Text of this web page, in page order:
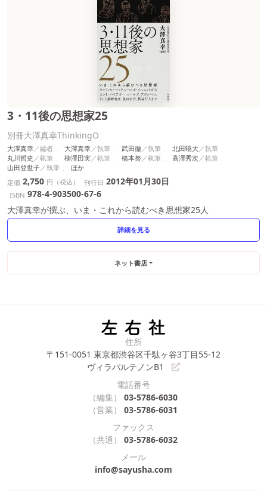
3・11後の思想家25
別冊大澤真幸ThinkingO
大澤真幸 大澤真幸 武田徹
北田暁大
丸川哲史
柳澤田実 橋本努
高澤秀次
山田登世子
ほか
定価 2,750 円（税込） 刊行日 2012年01月30日
ISBN 978-4-903500-67-6
大澤真幸が撰ぶ、いま・これから読むべき思想家25人
詳細を見る
ネット書店
住所
〒151-0051 東京都渋谷区千駄ヶ谷3丁目55-12
ヴィラパルテノンB1
電話番号
（編集）
03-5786-6030
（営業）
03-5786-6031
ファックス
（共通）
03-5786-6032
メール
info@sayusha.com